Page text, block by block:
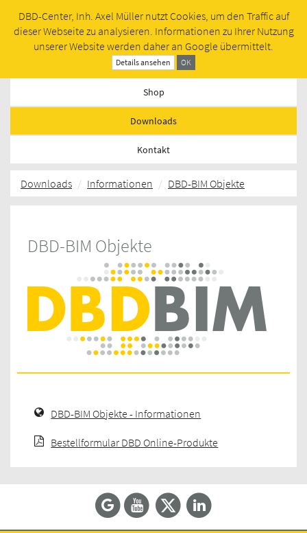
Termine
Shop
Downloads
Kontakt
Downloads Informationen DBD-BIM Objekte
DBD-BIM Objekte
DBD-BIM Objekte - Informationen
Bestellformular DBD Online-Produkte
DBD-Center, Inh. Axel Müller nutzt Cookies, um den Traffic auf
dieser Webseite zu analysieren. Informationen zu Ihrer Nutzung
unserer Website werden daher an Google übermittelt.
Details ansehen OK